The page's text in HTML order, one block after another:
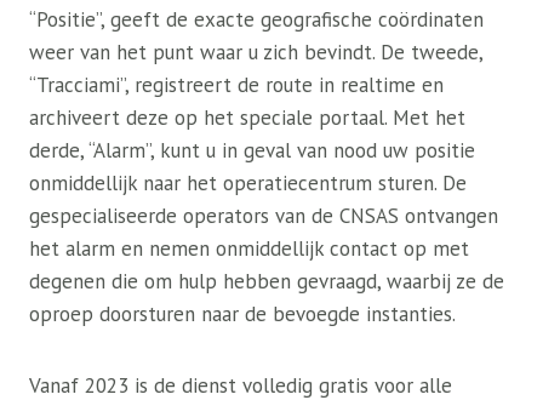
“Positie”, geeft de exacte geografische coördinaten
weer van het punt waar u zich bevindt. De tweede,
“Tracciami”, registreert de route in realtime en
archiveert deze op het speciale portaal. Met het
derde, “Alarm”, kunt u in geval van nood uw positie
onmiddellijk naar het operatiecentrum sturen. De
gespecialiseerde operators van de CNSAS ontvangen
het alarm en nemen onmiddellijk contact op met
degenen die om hulp hebben gevraagd, waarbij ze de
oproep doorsturen naar de bevoegde instanties.
Vanaf 2023 is de dienst volledig gratis voor alle